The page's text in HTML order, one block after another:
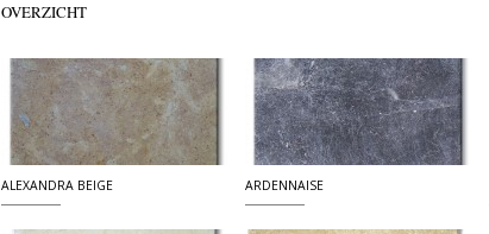
OVERZICHT
ALEXANDRA BEIGE ARDENNAISE